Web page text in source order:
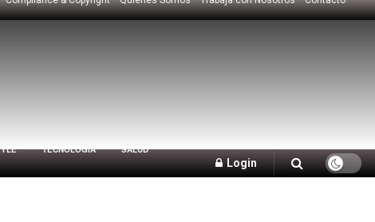
TECNOLOGÍA SALUD
Login